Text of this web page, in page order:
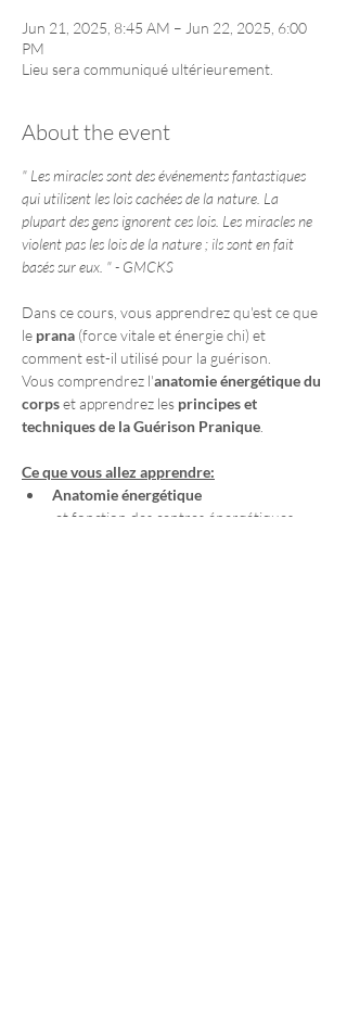
Jun 21, 2025, 8:45 AM – Jun 22, 2025, 6:00
PM
Lieu sera communiqué ultérieurement.
About the event
" Les miracles sont des événements fantastiques
qui utilisent les lois cachées de la nature. La
plupart des gens ignorent ces lois. Les miracles ne
violent pas les lois de la nature ; ils sont en fait
basés sur eux. " - GMCKS
Dans ce cours, vous apprendrez qu'est ce que
le prana (force vitale et énergie chi) et
comment est-il utilisé pour la guérison.
Vous comprendrez l'anatomie énergétique du
corps et apprendrez les principes et
techniques de la Guérison Pranique
Ce que vous allez apprendre:
Anatomie énergétique